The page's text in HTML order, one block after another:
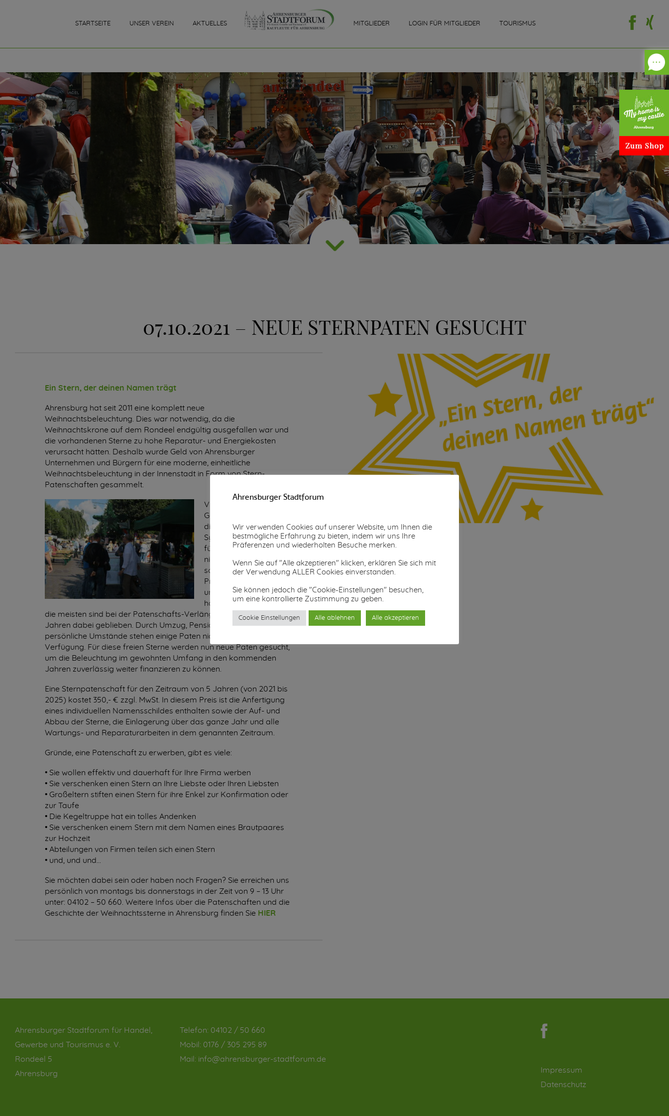
STARTSEITE UNSER VEREIN AKTUELLES MITGLIEDER LOGIN FÜR MITGLIEDER TOURISMUS
07.10.2021 – NEUE STERNPATEN GESUCHT
Ein Stern, der deinen Namen trägt
Ahrensburg hat seit 2011 eine komplett neue
Weihnachtsbeleuchtung. Dies war notwendig, da die
Weihnachtskrone auf dem Rondeel endgültig ausgefallen war und
die vorhandenen Sterne zu hohe Reparatur- und Energiekosten
verursacht hätten. Deshalb wurde Geld von Ahrensburger
Unternehmen und Bürgern für eine moderne, einheitliche
Weihnachtsbeleuchtung in der Innenstadt in Form von Stern-
Patenschaften gesammelt.
Viele Einzelhändler und
Gastronomen haben
diesen Weg der
Sympathie-Werbung
für sich entdeckt. Aber
nicht nur Firmen,
sondern auch
Privatpersonen, Vereine
und Gemeinschaften
haben mitgemacht und
die meisten sind bei der Patenschafts-Verlängerung nach fünf
Jahren dabei geblieben. Durch Umzug, Pensionierung oder andere
persönliche Umstände stehen einige Paten nicht mehr zur
Verfügung. Für diese freien Sterne werden nun neue Paten gesucht,
um die Beleuchtung im gewohnten Umfang in den kommenden
Jahren zuverlässig weiter finanzieren zu können.
Eine Sternpatenschaft für den Zeitraum von 5 Jahren (von 2021 bis
2025) kostet 350,- € zzgl. MwSt. In diesem Preis ist die Anfertigung
eines individuellen Namensschildes enthalten sowie der Auf- und
Abbau der Sterne, die Einlagerung über das ganze Jahr und alle
Wartungs- und Reparaturarbeiten in dem genannten Zeitraum.
Gründe, eine Patenschaft zu erwerben, gibt es viele:
• Sie wollen effektiv und dauerhaft für Ihre Firma werben
• Sie verschenken einen Stern an Ihre Liebste oder Ihren Liebsten
• Großeltern stiften einen Stern für ihre Enkel zur Konfirmation oder
zur Taufe
• Die Kegeltruppe hat ein tolles Andenken
• Sie verschenken einem Stern mit dem Namen eines Brautpaares
zur Hochzeit
• Abteilungen von Firmen teilen sich einen Stern
• und, und und…
Sie möchten dabei sein oder haben noch Fragen? Sie erreichen uns
persönlich von montags bis donnerstags in der Zeit von 9 – 13 Uhr
unter: 04102 – 50 660. Weitere Infos über die Patenschaften und die
Geschichte der Weihnachtssterne in Ahrensburg finden Sie HIER
Ahrensburger Stadtforum für Handel,
Gewerbe und Tourismus e. V.
Rondeel 5
Ahrensburg
Telefon: 04102 / 50 660
Mobil: 0176 / 305 295 89
Mail: info@ahrensburger-stadtforum.de
Impressum
Datenschutz
Ahrensburger Stadtforum
Wir verwenden Cookies auf unserer Website, um Ihnen die
bestmögliche Erfahrung zu bieten, indem wir uns Ihre
Präferenzen und wiederholten Besuche merken.
Wenn Sie auf "Alle akzeptieren" klicken, erklären Sie sich mit
der Verwendung ALLER Cookies einverstanden.
Sie können jedoch die "Cookie-Einstellungen" besuchen,
um eine kontrollierte Zustimmung zu geben.
Cookie Einstellungen Alle ablehnen Alle akzeptieren